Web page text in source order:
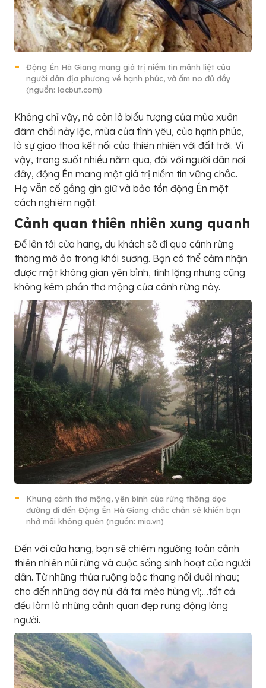
Động Én Hà Giang mang giá trị niềm tin mãnh liệt của
người dân địa phương về hạnh phúc, và ấm no đủ đầy
(nguồn: locbut.com)
Không chỉ vậy, nó còn là biểu tượng của mùa xuân
đâm chồi nảy lộc, mùa của tình yêu, của hạnh phúc,
là sự giao thoa kết nối của thiên nhiên với đất trời. Vì
vậy, trong suốt nhiều năm qua, đôi với người dân nơi
đây, động Én mang một giá trị niềm tin vững chắc.
Họ vẫn cố gắng gìn giữ và bảo tồn động Én một
cách nghiêm ngặt.
Cảnh quan thiên nhiên xung quanh
Để lên tới cửa hang, du khách sẽ đi qua cánh rừng
thông mờ ảo trong khói sương. Bạn có thể cảm nhận
được một không gian yên bình, tĩnh lặng nhưng cũng
không kém phần thơ mộng của cánh rừng này.
Khung cảnh thơ mộng, yên bình của rừng thông dọc
đường đi đến Động Én Hà Giang chắc chắn sẽ khiến bạn
nhớ mãi không quên (nguồn: mia.vn)
Đến với cửa hang, bạn sẽ chiêm ngường toàn cảnh
thiên nhiên núi rừng và cuộc sống sinh hoạt của người
dân. Từ những thửa ruộng bậc thang nối đuôi nhau;
cho đến những dãy núi đá tai mèo hùng vĩ;…tất cả
đều làm là những cảnh quan đẹp rung động lòng
người.